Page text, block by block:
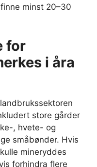
minst 20–30
for
i åra
store gårder
, hvete- og
småbønder. Hvis
mineryddes
forhindra flere